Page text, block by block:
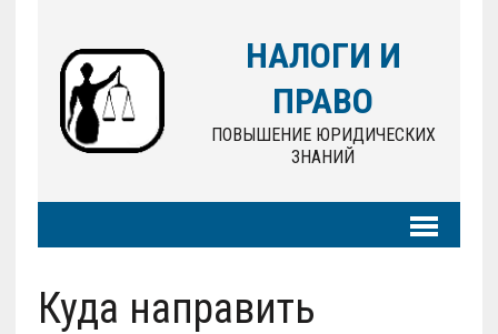
НАЛОГИ И
ПРАВО
ПОВЫШЕНИЕ ЮРИДИЧЕСКИХ
ЗНАНИЙ
Куда направить